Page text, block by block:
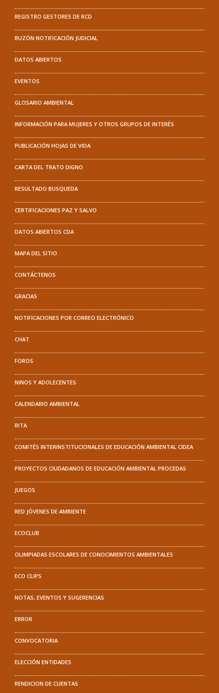
REGISTRO GESTORES DE RCD
BUZÓN NOTIFICACIÓN JUDICIAL
DATOS ABIERTOS
EVENTOS
GLOSARIO AMBIENTAL
INFORMACIÓN PARA MUJERES Y OTROS GRUPOS DE INTERÉS
PUBLICACIÓN HOJAS DE VIDA
CARTA DEL TRATO DIGNO
RESULTADO BUSQUEDA
CERTIFICACIONES PAZ Y SALVO
DATOS ABIERTOS CDA
MAPA DEL SITIO
CONTÁCTENOS
GRACIAS
NOTIFICACIONES POR CORREO ELECTRÓNICO
CHAT
FOROS
NINOS Y ADOLECENTES
CALENDARIO AMBIENTAL
RITA
COMITÉS INTERINSTITUCIONALES DE EDUCACIÓN AMBIENTAL CIDEA
PROYECTOS CIUDADANOS DE EDUCACIÓN AMBIENTAL PROCEDAS
JUEGOS
RED JÓVENES DE AMBIENTE
ECOCLUB
OLIMPIADAS ESCOLARES DE CONOCIMIENTOS AMBIENTALES
ECO CLIPS
NOTAS, EVENTOS Y SUGERENCIAS
ERROR
CONVOCATORIA
ELECCIÓN ENTIDADES
RENDICION DE CUENTAS